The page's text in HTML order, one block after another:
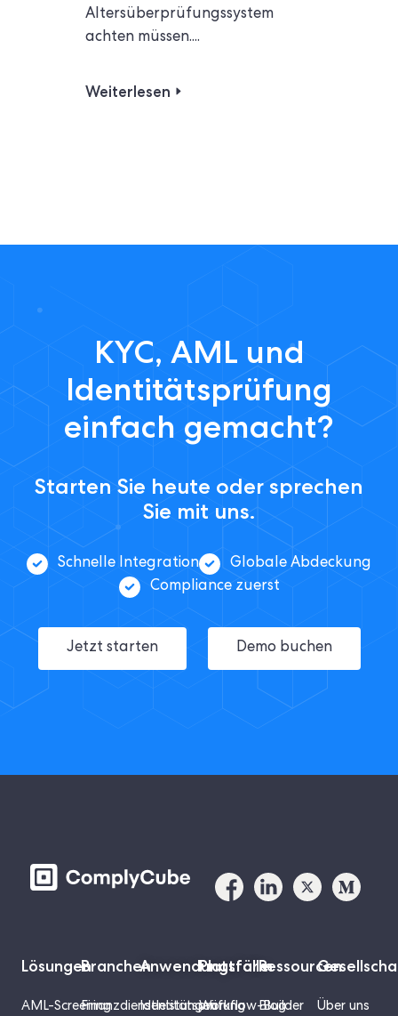
Altersüberprüfungssystem
achten müssen....
Weiterlesen
KYC, AML und
Identitätsprüfung
einfach gemacht?
Starten Sie heute oder sprechen
Sie mit uns.
Schnelle Integration
Globale Abdeckung
Compliance zuerst
Jetzt starten Demo buchen
Lösungen
AML-Screening
Branchen
Finanzdienstleistungen
Anwendungsfälle
Identitätsprüfung
Plattform
Workflow-Builder
Ressourcen
Blog Über uns